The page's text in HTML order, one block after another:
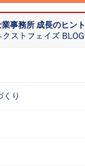
業事務所 成長のヒント
くり